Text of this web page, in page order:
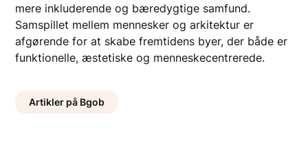
mere inkluderende og bæredygtige samfund.
Samspillet mellem mennesker og arkitektur er
afgørende for at skabe fremtidens byer, der både er
funktionelle, æstetiske og menneskecentrerede.
Artikler på Bgob